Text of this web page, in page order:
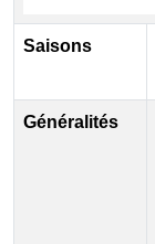
Saisons
Généralités